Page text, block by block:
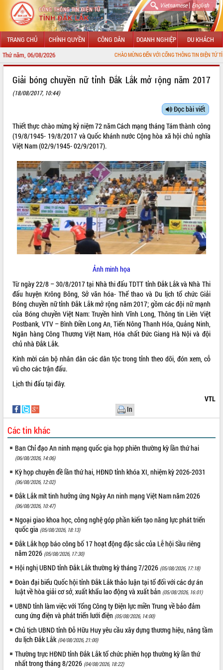
Vietnamese| English
TRANG CHỦ CHÍNH QUYỀN CÔNG DÂN DOANH NGHIỆP DU KHÁCH
Thứ năm, 06/08/2026 CHÀO MỪNG ĐẾN VỚI CỔNG THÔNG TIN ĐIỆN TỬ TỈNH ĐẮK LẮK
LÃNH ĐẠO UBND TỈNH
SỞ, BAN, NGÀNH
THÔNG TIN CHỈ ĐẠO ĐIỀU HÀNH
HỆ THỐNG VĂN BẢN
VĂN BẢN HĐND TỈNH
ĐIỂM TIN VĂN BẢN
VIDEO
Loading the player...
Lễ truy tặng danh hiệu “Bà Mẹ Việt
Nam Anh hùng” và trao Huân chương
Lao động
UBND tỉnh Đắk Lắk triển khai nhiệm
Kỳ họp thứ Hai, Hội đồng nhân dân
tỉnh khóa XI quyết nghị nhiều nội dung
quan trọng
Bí thư Tỉnh ủy Lương Nguyễn Minh
Triết thăm, tặng quà người có công với
cách mạng
Rà soát, hoàn thiện hệ thống thiết chế
văn hóa, thể thao đáp ứng yêu cầu
phát triển mới
Thường trực HĐND tỉnh Đắk Lắk gặp
mặt Đoàn chuyên gia y tế TP. Hồ Chí
Minh
ALBUM ẢNH
Giải bóng chuyền nữ tỉnh Đắk Lắk mở rộng năm 2017
(18/08/2017, 10:44)
Đọc bài viết
Thiết thực chào mừng kỷ niệm 72 năm Cách mạng tháng Tám thành công
(19/8/1945- 19/8/2017 và Quốc khánh nước Cộng hòa xã hội chủ nghĩa
Việt Nam (02/9/1945- 02/9/2017).
Ảnh minh họa
Từ ngày 22/8 – 30/8/2017 tại Nhà thi đấu TDTT tỉnh Đắk Lắk và Nhà Thi
đấu huyện Krông Bông, Sở văn hóa- Thể thao và Du lịch tổ chức Giải
Bóng chuyền nữ tỉnh Đắk Lắk mở rộng năm 2017; gồm các đội nữ mạnh
của Bóng chuyền Việt Nam: Truyền hình Vĩnh Long, Thông tin Liên Việt
Postbank, VTV – Bình Điền Long An, Tiến Nông Thanh Hóa, Quảng Ninh,
Ngân hàng Công Thương Việt Nam, Hóa chất Đức Giang Hà Nội và đội
chủ nhà Đắk Lắk.
Kính mời cán bộ nhân dân các dân tộc trong tỉnh theo dõi, đón xem, cỗ
vũ cho các trận đấu.
Lịch thi đấutại đây.
VTL
In
Các tin khác
Ban Chỉ đạo An ninh mạng quốc gia họp phiên thường kỳ lần thứ hai
(06/08/2026, 14:06)
Kỳ họp chuyên đề lần thứ hai, HĐND tỉnh khóa XI, nhiệm kỳ 2026-2031
(06/08/2026, 12:02)
Đắk Lắk mít tinh hưởng ứng Ngày An ninh mạng Việt Nam năm 2026
(06/08/2026, 10:47)
Ngoại giao khoa học, công nghệ góp phần kiến tạo năng lực phát triển
quốc gia (05/08/2026, 18:13)
Đắk Lắk họp báo công bố 17 hoạt động đặc sắc của Lễ hội Sầu riêng
năm 2026 (05/08/2026, 17:30)
Hội nghị UBND tỉnh Đắk Lắk thường kỳ tháng 7/2026 (05/08/2026, 17:18)
Đoàn đại biểu Quốc hội tỉnh Đắk Lắk thảo luận tại tổ đối với các dự án
luật về hòa giải cơ sở, xuất khẩu lao động và xuất bản (05/08/2026, 16:01)
UBND tỉnh làm việc với Tổng Công ty Điện lực miền Trung về bảo đảm
cung ứng điện và phát triển lưới điện (05/08/2026, 14:00)
Chủ tịch UBND tỉnh Đỗ Hữu Huy yêu cầu xây dựng thương hiệu, nâng tầm
du lịch Đắk Lắk (04/08/2026, 21:00)
Thường trực HĐND tỉnh Đắk Lắk tổ chức phiên họp thường kỳ lần thứ
nhất trong tháng 8/2026 (04/08/2026, 18:22)